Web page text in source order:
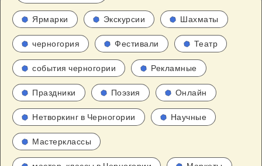
Ярмарки Экскурсии Шахматы
черногория Фестивали Театр
события черногории Рекламные
Праздники Поэзия Онлайн
Нетворкинг в Черногории Научные
Мастерклассы